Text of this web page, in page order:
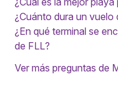
¿Cuánto dura un vuelo
¿En qué terminal se
de FLL?
Ver más preguntas de